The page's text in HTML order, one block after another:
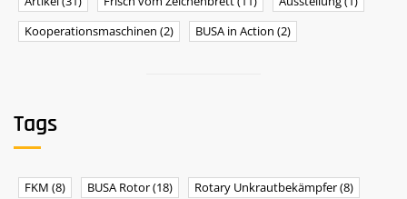
Kooperationsmaschinen (2) BUSA in Action (2)
Tags
FKM (8) BUSA Rotor(18) Rotary Unkrautbekämpfer(8)